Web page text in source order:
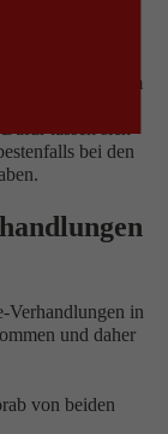
Smalltalk und
zu sprechen
geht. Dann
und am
Aufgaben
lassen sich
bei den
Verhandlungen in
und daher
von beiden